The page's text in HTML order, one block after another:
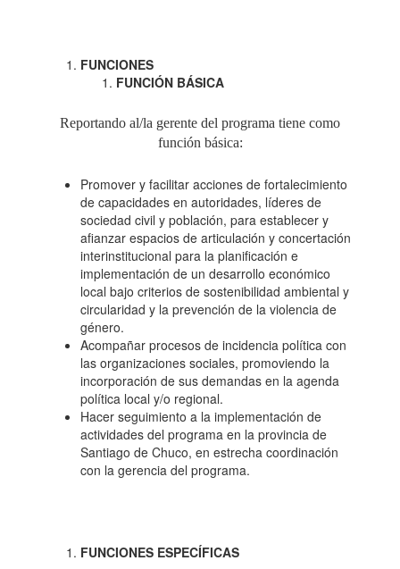
FUNCIONES
FUNCIÓN BÁSICA
Reportando al/la gerente del programa tiene como
función básica:
Promover y facilitar acciones de fortalecimiento
de capacidades en autoridades, líderes de
sociedad civil y población, para establecer y
afianzar espacios de articulación y concertación
interinstitucional para la planificación e
implementación de un desarrollo económico
local bajo criterios de sostenibilidad ambiental y
circularidad y la prevención de la violencia de
género.
Acompañar procesos de incidencia política con
las organizaciones sociales, promoviendo la
incorporación de sus demandas en la agenda
política local y/o regional.
Hacer seguimiento a la implementación de
actividades del programa en la provincia de
Santiago de Chuco, en estrecha coordinación
con la gerencia del programa.
FUNCIONES ESPECÍFICAS